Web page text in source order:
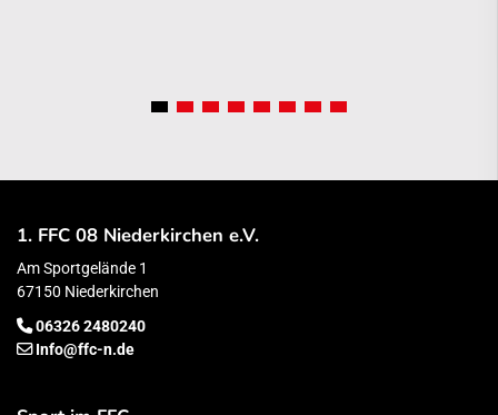
1. FFC 08 Niederkirchen e.V.
Am Sportgelände 1
67150 Niederkirchen
06326 2480240
Info@ffc-n.de